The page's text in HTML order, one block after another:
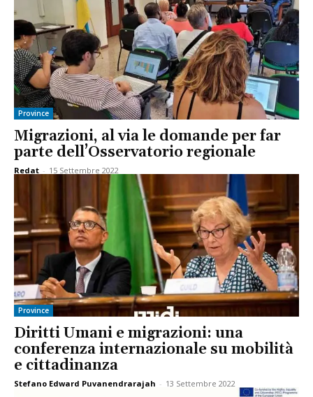
Province
Migrazioni, al via le domande per far
parte dell’Osservatorio regionale
Redat - 15 Settembre 2022
Province
Diritti Umani e migrazioni: una
conferenza internazionale su mobilità
e cittadinanza
Stefano Edward Puvanendrarajah - 13 Settembre 2022